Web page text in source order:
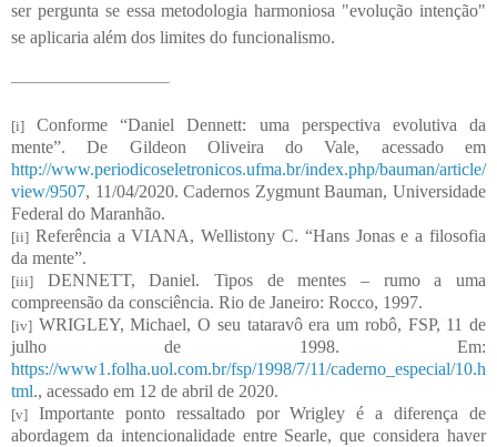
ser pergunta se essa metodologia harmoniosa "evolução intenção"
se aplicaria além dos limites do funcionalismo.
[i] Conforme “Daniel Dennett: uma perspectiva evolutiva da
mente”. De Gildeon Oliveira do Vale, acessado em
http://www.periodicoseletronicos.ufma.br/index.php/bauman/article/
view/9507, 11/04/2020. Cadernos Zygmunt Bauman, Universidade
Federal do Maranhão.
[ii] Referência a VIANA, Wellistony C. “Hans Jonas e a filosofia
da mente”.
[iii] DENNETT, Daniel. Tipos de mentes – rumo a uma
compreensão da consciência. Rio de Janeiro: Rocco, 1997.
[iv] WRIGLEY, Michael, O seu tataravô era um robô, FSP, 11 de
julho de 1998. Em:
https://www1.folha.uol.com.br/fsp/1998/7/11/caderno_especial/10.h
tml., acessado em 12 de abril de 2020.
[v] Importante ponto ressaltado por Wrigley é a diferença de
abordagem da intencionalidade entre Searle, que considera haver